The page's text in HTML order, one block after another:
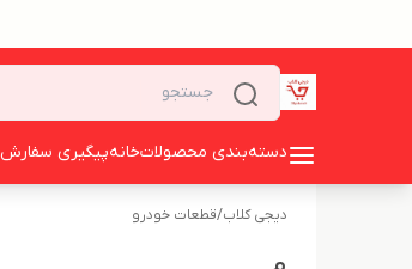
دسته‌بندی محصولاتخانهپیگیری سفارش
دیجی کلاب/قطعات خودرو